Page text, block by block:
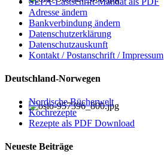
Adresse ändern
Bankverbindung ändern
Datenschutzerklärung
Datenschutzauskunft
Kontakt / Postanschrift / Impressum
Deutschland-Norwegen
Nordische Bücherwelt
Kochrezepte
Rezepte als PDF Download
Neueste Beiträge